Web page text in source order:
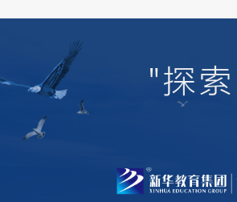
"探